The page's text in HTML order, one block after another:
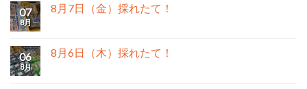
07
8月
8月7日（金）採れたて！
06
8月
8月6日（木）採れたて！